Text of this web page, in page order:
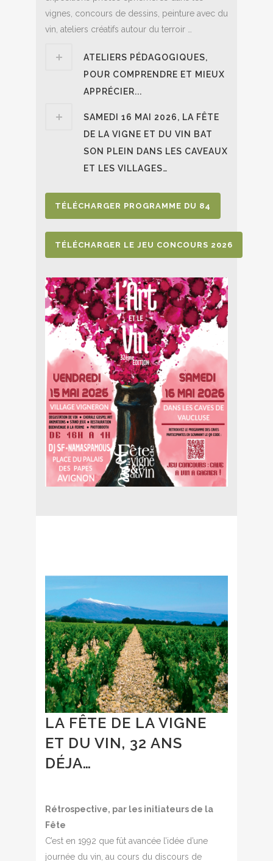
vignes, concours de dessins, peinture avec du
vin, ateliers créatifs autour du terroir …
ATELIERS PÉDAGOGIQUES,
POUR COMPRENDRE ET MIEUX
APPRÉCIER...
SAMEDI 16 MAI 2026, LA FÊTE
DE LA VIGNE ET DU VIN BAT
SON PLEIN DANS LES CAVEAUX
ET LES VILLAGES…
TÉLÉCHARGER PROGRAMME DU 84
TÉLÉCHARGER LE JEU CONCOURS 2026
LA FÊTE DE LA VIGNE
ET DU VIN, 32 ANS
DÉJA…
Rétrospective, par les initiateurs de la
Fête
C’est en 1992 que fût avancée l’idée d’une
journée du vin, au cours du discours de